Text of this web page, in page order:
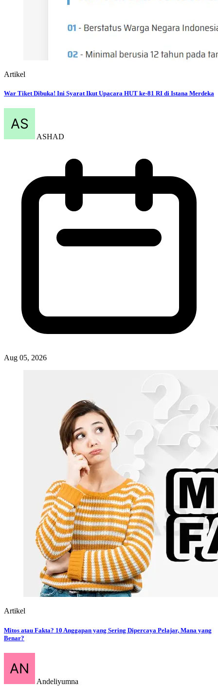
Artikel
War Tiket Dibuka! Ini Syarat Ikut Upacara HUT ke-81 RI di Istana Merdeka
ASHAD
Aug 05, 2026
Artikel
Mitos atau Fakta? 10 Anggapan yang Sering Dipercaya Pelajar, Mana yang
Benar?
Andeliyumna